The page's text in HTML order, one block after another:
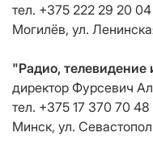
тел. +375 222 29 20
Могилёв, ул.
"Радио, телевидение
директор Фурсевич
тел. +375 17 370 70
Минск, ул.